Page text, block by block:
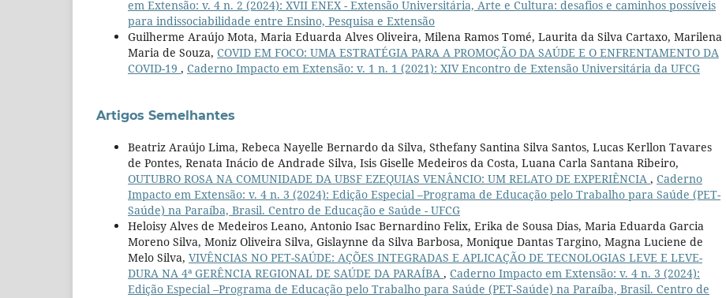
em Extensão: v. 4 n. 2 (2024): XVII ENEX - Extensão Universitária, Arte e Cultura: desafios e caminhos possíveis
para indissociabilidade entre Ensino, Pesquisa e Extensão
Guilherme Araújo Mota, Maria Eduarda Alves Oliveira, Milena Ramos Tomé, Laurita da Silva Cartaxo, Marilena
Maria de Souza, COVID EM FOCO: UMA ESTRATÉGIA PARA A PROMOÇÃO DA SAÚDE E O ENFRENTAMENTO DA
COVID-19 , Caderno Impacto em Extensão: v. 1 n. 1 (2021): XIV Encontro de Extensão Universitária da UFCG
Artigos Semelhantes
Beatriz Araújo Lima, Rebeca Nayelle Bernardo da Silva, Sthefany Santina Silva Santos, Lucas Kerllon Tavares
de Pontes, Renata Inácio de Andrade Silva, Isis Giselle Medeiros da Costa, Luana Carla Santana Ribeiro,
OUTUBRO ROSA NA COMUNIDADE DA UBSF EZEQUIAS VENÂNCIO: UM RELATO DE EXPERIÊNCIA , Caderno
Impacto em Extensão: v. 4 n. 3 (2024): Edição Especial –Programa de Educação pelo Trabalho para Saúde (PET-
Saúde) na Paraíba, Brasil. Centro de Educação e Saúde - UFCG
Heloisy Alves de Medeiros Leano, Antonio Isac Bernardino Felix, Erika de Sousa Dias, Maria Eduarda Garcia
Moreno Silva, Moniz Oliveira Silva, Gislaynne da Silva Barbosa, Monique Dantas Targino, Magna Luciene de
Melo Silva, VIVÊNCIAS NO PET-SAÚDE: AÇÕES INTEGRADAS E APLICAÇÃO DE TECNOLOGIAS LEVE E LEVE-
DURA NA 4ª GERÊNCIA REGIONAL DE SAÚDE DA PARAÍBA , Caderno Impacto em Extensão: v. 4 n. 3 (2024):
Edição Especial –Programa de Educação pelo Trabalho para Saúde (PET-Saúde) na Paraíba, Brasil. Centro de